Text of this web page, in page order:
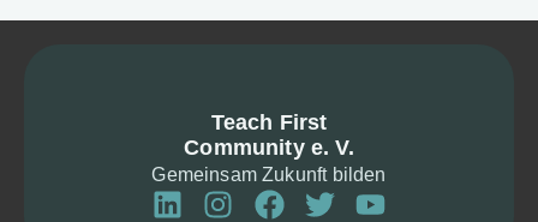
Teach First
Community e. V.
Gemeinsam Zukunft bilden